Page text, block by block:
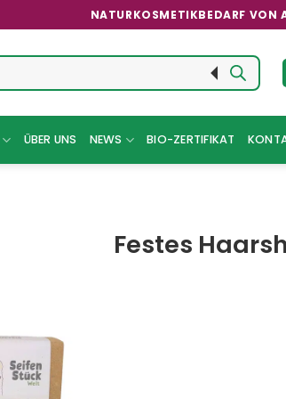
NATURKOSMETIKBEDARF VON
ÜBER UNS NEWS BIO-ZERTIFIKAT
Festes